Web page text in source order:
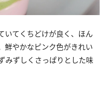
いてくちどけが良く、ほん
鮮やかなピンク色がきれい
みずしくさっぱりとした味